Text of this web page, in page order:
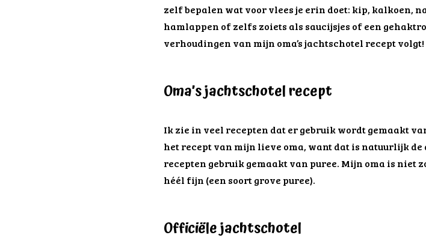
zelf bepalen wat voor vlees je erin doet: kip, kalkoen,
hamlappen of zelfs zoiets als saucijsjes of een
verhoudingen van mijn oma’s jachtschotel recept volgt!
Oma’s jachtschotel recept
Ik zie in veel recepten dat er gebruik wordt gemaakt
het recept van mijn lieve oma, want dat is natuurlijk
recepten gebruik gemaakt van puree. Mijn oma is niet
héél fijn (een soort grove puree).
Officiële jachtschotel